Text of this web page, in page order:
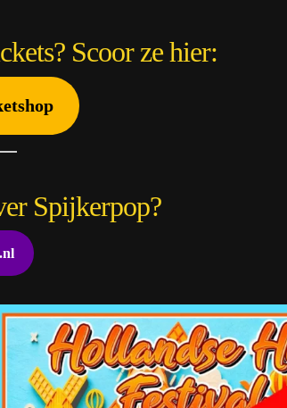
Scoor ze hier:
Spijkerpop?
desmidse
Aug 2